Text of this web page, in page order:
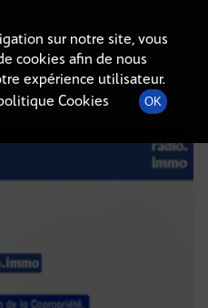
L'ÉMISSION
sur notre site, vous
cookies afin de nous
expérience utilisateur.
Cookies
OK